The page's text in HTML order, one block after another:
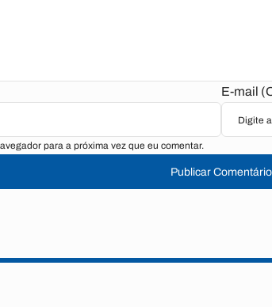
E-mail
para a próxima vez que eu comentar.
Publicar Comentário